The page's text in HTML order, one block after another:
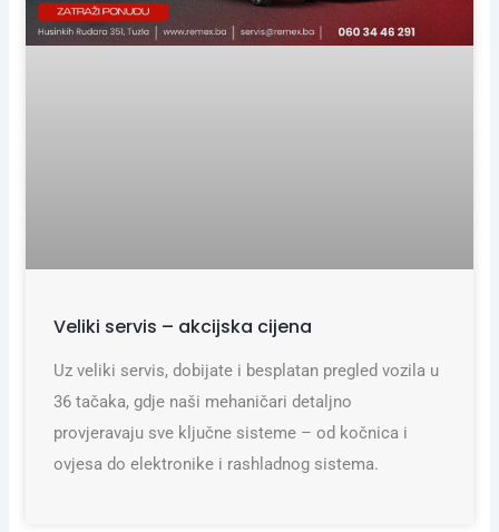
Veliki servis – akcijska cijena
Uz veliki servis, dobijate i besplatan pregled vozila u
36 tačaka, gdje naši mehaničari detaljno
provjeravaju sve ključne sisteme – od kočnica i
ovjesa do elektronike i rashladnog sistema.